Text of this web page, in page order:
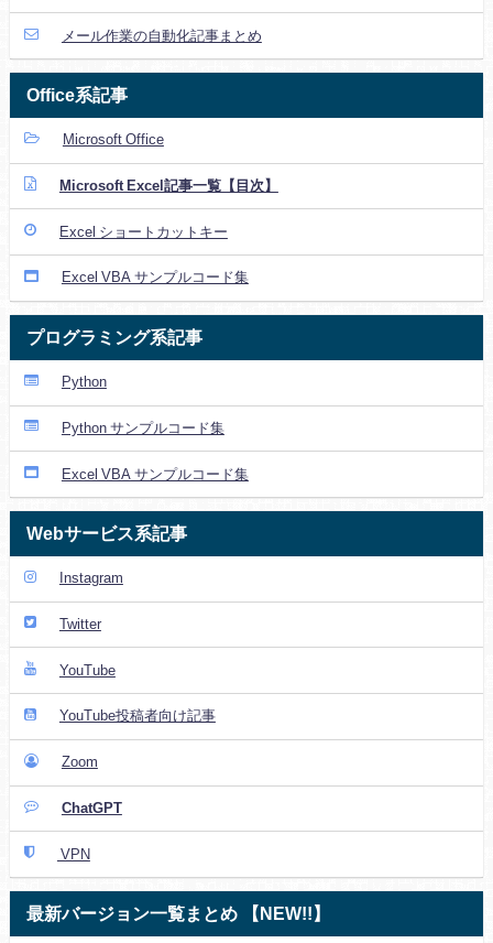
メール作業の自動化記事まとめ
Office系記事
Microsoft Office
Microsoft Excel記事一覧【目次】
Excel ショートカットキー
Excel VBA サンプルコード集
プログラミング系記事
Python
Python サンプルコード集
Excel VBA サンプルコード集
Webサービス系記事
Instagram
Twitter
YouTube
YouTube投稿者向け記事
Zoom
ChatGPT
VPN
最新バージョン一覧まとめ 【NEW!!】